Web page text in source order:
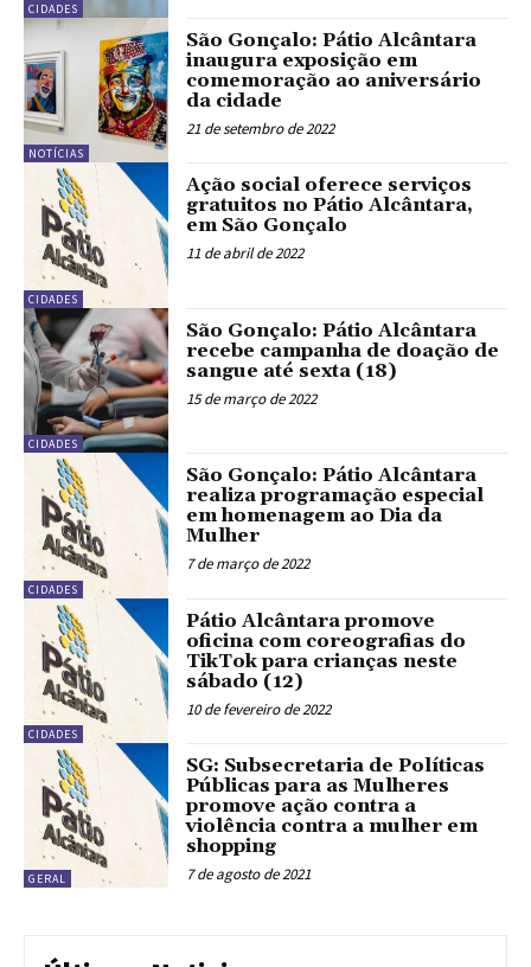
CIDADES
NOTÍCIAS
São Gonçalo: Pátio Alcântara
inaugura exposição em
comemoração ao aniversário
da cidade
21 de setembro de 2022
CIDADES
Ação social oferece serviços
gratuitos no Pátio Alcântara,
em São Gonçalo
11 de abril de 2022
CIDADES
São Gonçalo: Pátio Alcântara
recebe campanha de doação de
sangue até sexta (18)
15 de março de 2022
CIDADES
São Gonçalo: Pátio Alcântara
realiza programação especial
em homenagem ao Dia da
Mulher
7 de março de 2022
CIDADES
Pátio Alcântara promove
oficina com coreografias do
TikTok para crianças neste
sábado (12)
10 de fevereiro de 2022
GERAL
SG: Subsecretaria de Políticas
Públicas para as Mulheres
promove ação contra a
violência contra a mulher em
shopping
7 de agosto de 2021